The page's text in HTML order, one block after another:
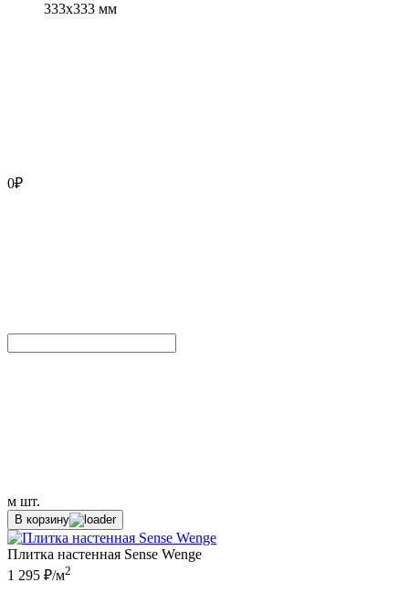
333x333 мм
0₽
м шт.
В корзину
Плитка настенная Sense Wenge
1 295 ₽/м2